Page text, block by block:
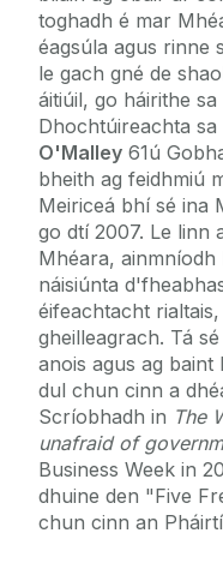
toghadh é mar
éagsúla agus rinne
le gach gné de
áitiúil, go háirithe sa
Dhochtúireachta sa
O'Malley 61ú
bheith ag feidhmiú
Meiriceá bhí sé ina
go dtí 2007. Le linn
Mhéara, ainmníodh
náisiúnta
éifeachtacht
gheilleagrach. Tá
anois agus ag baint
dul chun cinn a
Scríobhadh in The
unafraid of
Business Week in
dhuine den "Five
chun cinn an